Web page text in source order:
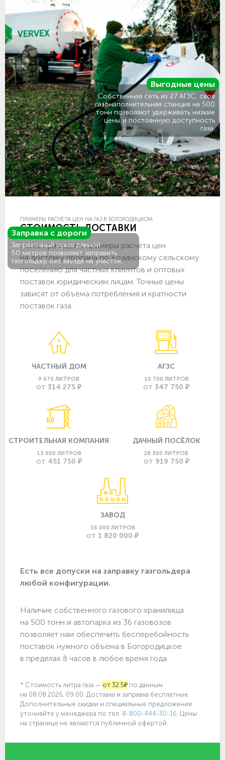
Заправка с дороги
Заправочный рукав длиной
50 метров позволяет заправить
газгольдер без заезда на участок.
Выгодные цены
Собственная сеть из 27 АГЗС, своя
газонаполнительная станция на 500
тонн позволяют удерживать низкие
цены и постоянную доступность
газа.
ПРИМЕРЫ РАСЧЁТА ЦЕН НА ГАЗ В БОГОРОДИЦКОМ
СТОИМОСТЬ ДОСТАВКИ
Ниже приведены примеры расчёта цен
на доставку пропана по Козинскому сельскому
поселению для частных клиентов и оптовых
поставок юридическим лицам. Точные цены
зависят от объёма потребления и кратности
поставок газа.
ЧАСТНЫЙ ДОМ
9 670 ЛИТРОВ
ОТ 314 275 ₽
АГЗС
10 700 ЛИТРОВ
ОТ 347 750 ₽
СТРОИТЕЛЬНАЯ КОМПАНИЯ
13 900 ЛИТРОВ
ОТ 451 750 ₽
ДАЧНЫЙ ПОСЁЛОК
28 300 ЛИТРОВ
ОТ 919 750 ₽
ЗАВОД
56 000 ЛИТРОВ
ОТ 1 820 000 ₽
Есть все допуски нa заправку газгольдера
любой конфигурации.
Наличие собственного газового хранилища
на 500 тонн и автопарка из 36 газовозов
позволяет нам обеспечить бесперебойность
поставок нужного объёма в Богородицкое
в пределах 8 часов в любое время года.
* Стоимость литра газа — от 32.5₽ по данным
на 08.08.2026, 09:00. Доставка и заправка бесплатные.
Дополнительные скидки и специальные предложения
уточняйте у менеджера по тел. 8-800-444-30-16 . Цены
на странице не являются публичной офертой.